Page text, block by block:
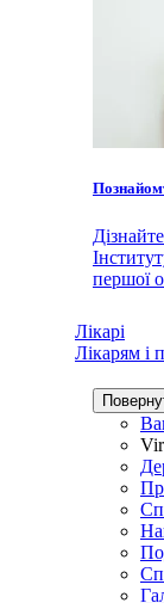
першої
Лікарі
Лікарям і